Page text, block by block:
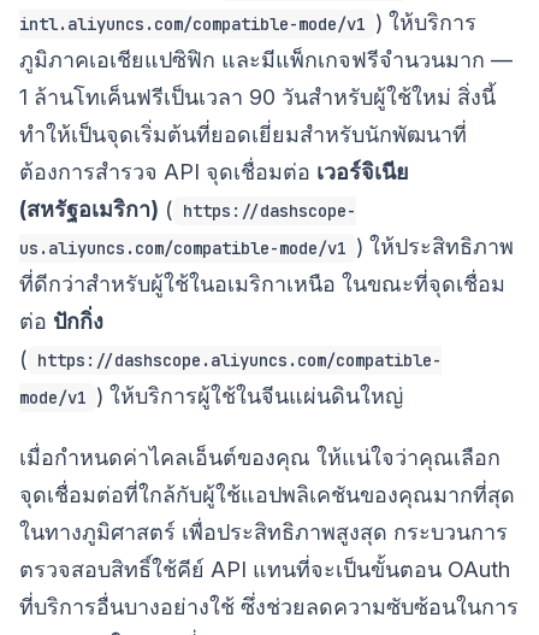
intl.aliyuncs.com/compatible-mode/v1 ) ให้บริการ
ภูมิภาคเอเชียแปซิฟิก และมีแพ็กเกจฟรีจำนวนมาก —
1 ล้านโทเค็นฟรีเป็นเวลา 90 วันสำหรับผู้ใช้ใหม่ สิ่งนี้
ทำให้เป็นจุดเริ่มต้นที่ยอดเยี่ยมสำหรับนักพัฒนาที่
ต้องการสำรวจ API จุดเชื่อมต่อ เวอร์จิเนีย
(สหรัฐอเมริกา) ( https://dashscope-
us.aliyuncs.com/compatible-mode/v1 ) ให้ประสิทธิภาพ
ที่ดีกว่าสำหรับผู้ใช้ในอเมริกาเหนือ ในขณะที่จุดเชื่อม
ต่อ ปักกิ่ง
( https://dashscope.aliyuncs.com/compatible-
mode/v1 ) ให้บริการผู้ใช้ในจีนแผ่นดินใหญ่
เมื่อกำหนดค่าไคลเอ็นต์ของคุณ ให้แน่ใจว่าคุณเลือก
จุดเชื่อมต่อที่ใกล้กับผู้ใช้แอปพลิเคชันของคุณมากที่สุด
ในทางภูมิศาสตร์ เพื่อประสิทธิภาพสูงสุด กระบวนการ
ตรวจสอบสิทธิ์ใช้คีย์ API แทนที่จะเป็นขั้นตอน OAuth
ที่บริการอื่นบางอย่างใช้ ซึ่งช่วยลดความซับซ้อนในการ